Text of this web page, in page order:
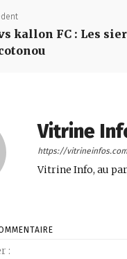
kallon FC : Les
Vitrine
https://vitrineinfos.com
Vitrine Info, au